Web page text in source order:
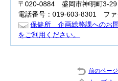
〒020-0884 盛岡市神明町
電話番号：019-603-8301 フ
保健所 企画総務課へのお
をご利用ください。
前のペー